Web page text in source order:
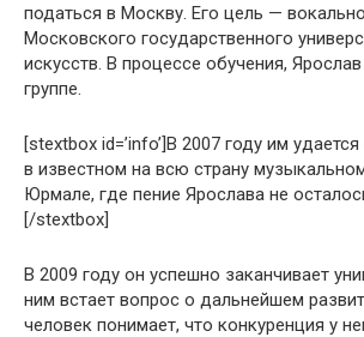
податься в Москву. Его цель —
Московского государственного
искусств. В процессе обучения,
группе.
[stextbox id=’info’]В 2007 году им
в известном на всю страну
Юрмале, где пение Ярослава не
[/stextbox]
В 2009 году он успешно заканчивает
ним встает вопрос о дальнейшем
человек понимает, что конкуренция у